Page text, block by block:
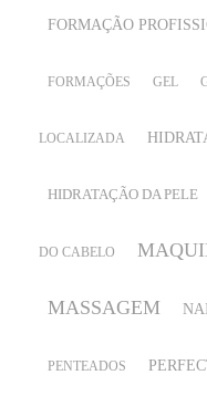
FORMAÇÃO
FORMAÇÕES GEL
LOCALIZADA
HIDRATAÇÃO DA PELE
DO CABELO
MASSAGEM
PENTEADOS